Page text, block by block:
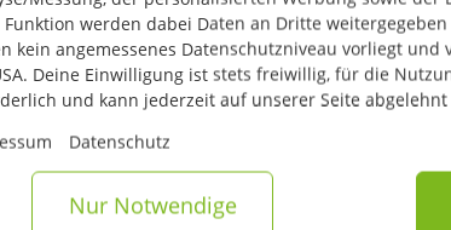
Funktion werden dabei Daten an Dritte
kein angemessenes Datenschutzniveau vorliegt und
Deine Einwilligung ist stets freiwillig, für die
und kann jederzeit auf unserer Seite
Datenschutz
Nur Notwendige
direkt als Download oder kostenfrei per Post!
Angaben